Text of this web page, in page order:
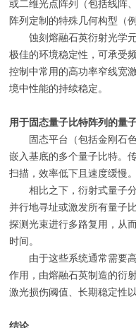
或二维光点阵列（包括线阵
阵列定制的特殊几何构型（
蚀刻熔融石英衍射光学
极佳的环境稳定性，可承受
控制中常用的高功率窄线宽
境中性能的持续稳定。
用于固态量子比特阵列 的量
固态平台（包括金刚石
嵌入基底的多个量子比特。
扫描，效率低下且速度缓慢。
相比之下，衍射式量子
并行地寻址或激发所有量子
探测光束进行多路复用，从
时间。
由于这些系统通常需要
作用，由熔融石英制造的衍
激光损伤阈值、长期稳定性